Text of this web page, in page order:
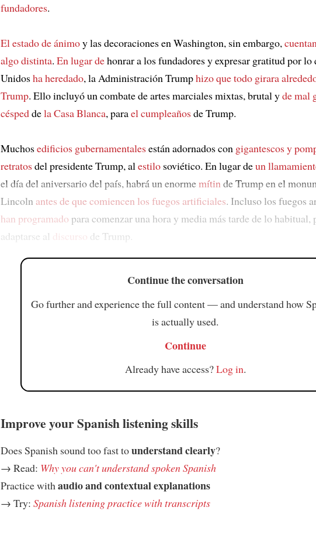
fundadores.
El estado de ánimoy las decoraciones en Washington, sin embargo,
algo distinta. En lugar dehonrar a los fundadores y expresar gratitud por lo
Unidosha heredado, la Administración Trumphizo que todo girara
Trump. Ello incluyó un combate de artes marciales mixtas, brutal yde mal
céspeddela Casa Blanca, parael cumpleañosde Trump.
Muchosedificios gubernamentalesestán adornados con gigantescos y
retratosdel presidente Trump, alestilo soviético. En lugar deun
el día del aniversario del país, habrá un enormemítinde Trump en el
Lincoln antes de que comiencen los fuegos artificiales. Incluso los fuegos
han programado para comenzar una hora y media más tarde de lo habitual,
adaptarse al discurso de Trump.
Continue the conversation
Go further and experience the full content — and understand how
is actually used.
Continue
Already have access?Log in.
Improve your Spanish listening skills
Does Spanish sound too fast tounderstand clearly?
→ Read: Why you can't understand spoken Spanish
Practice with audio and contextual explanations
→ Try: Spanish listening practice with transcripts